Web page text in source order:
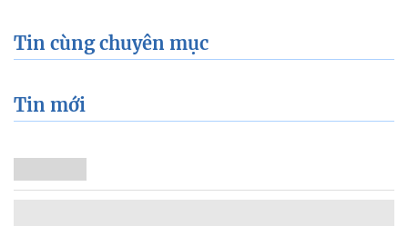
Tin cùng chuyên mục
Tin mới